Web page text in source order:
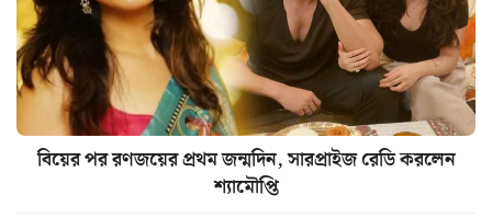
বিয়ের পর রণজয়ের প্রথম জন্মদিন, সারপ্রাইজ রেডি করলেন
শ্যামৌপ্তি